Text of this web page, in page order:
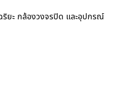
ริยะ กล้องวงจรปิด และอุปกรณ์